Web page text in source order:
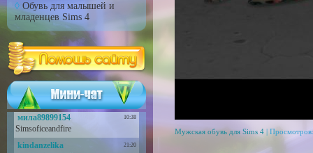
Обувь для малышей и
младенцев Sims 4
Мужская обувь для Sims 4|